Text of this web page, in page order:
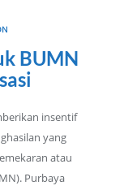
BUMN
insentif
yang
atau
Purbaya